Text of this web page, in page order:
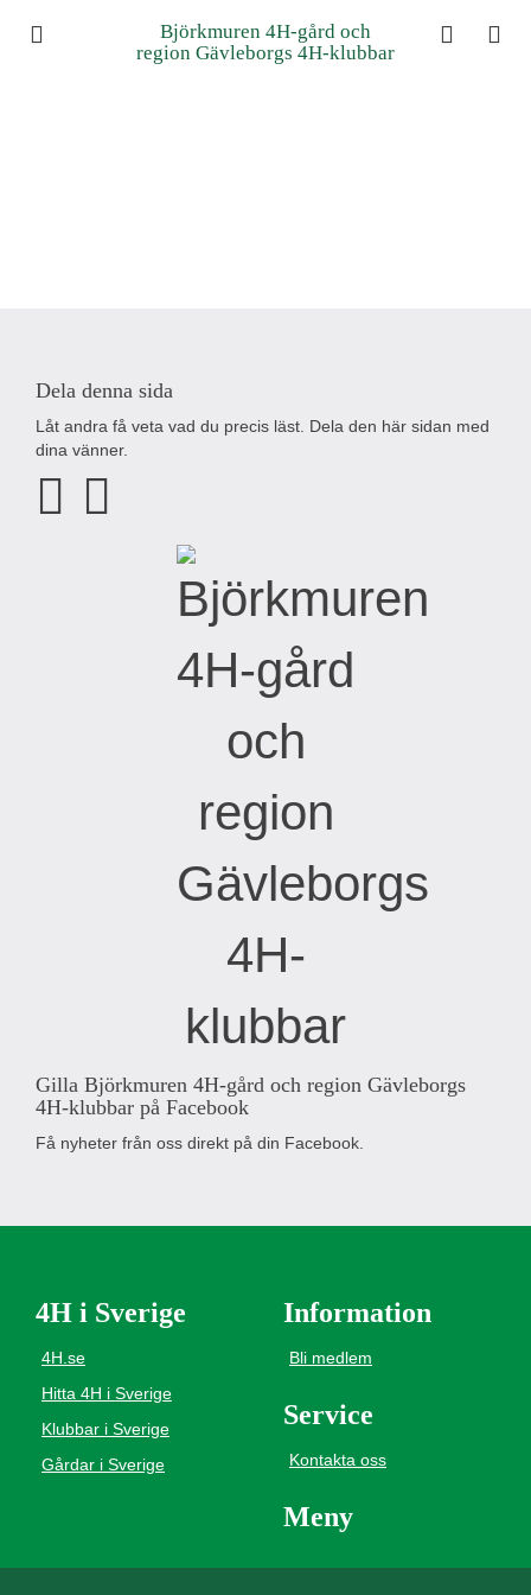
Björkmuren 4H-gård och
region Gävleborgs 4H-klubbar
Dela denna sida
Låt andra få veta vad du precis läst. Dela den här sidan med
dina vänner.
Gilla Björkmuren 4H-gård och region Gävleborgs
4H-klubbar på Facebook
Få nyheter från oss direkt på din Facebook.
4H i Sverige
4H.se
Hitta 4H i Sverige
Klubbar i Sverige
Gårdar i Sverige
Information
Bli medlem
Service
Kontakta oss
Meny